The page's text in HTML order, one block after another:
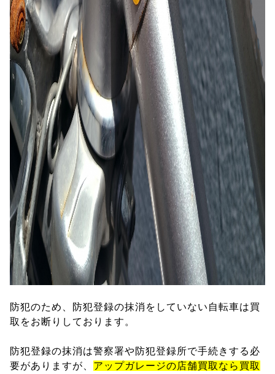
防犯のため、防犯登録の抹消をしていない自転車は買
取をお断りしております。
防犯登録の抹消は警察署や防犯登録所で手続きする必
要がありますが、 アップガレージの店舗買取なら買取